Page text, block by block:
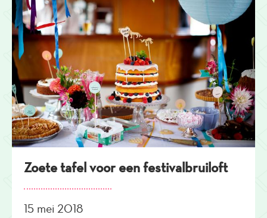
Zoete tafel voor een festivalbruiloft
15 mei 2018